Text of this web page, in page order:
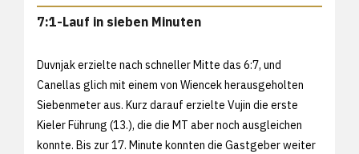
7:1-Lauf in sieben Minuten
Duvnjak erzielte nach schneller Mitte das 6:7, und
Canellas glich mit einem von Wiencek herausgeholten
Siebenmeter aus. Kurz darauf erzielte Vujin die erste
Kieler Führung (13.), die die MT aber noch ausgleichen
konnte. Bis zur 17. Minute konnten die Gastgeber weiter